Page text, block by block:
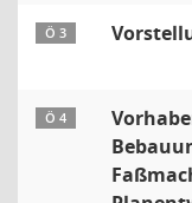
Ö 3
Ö 4